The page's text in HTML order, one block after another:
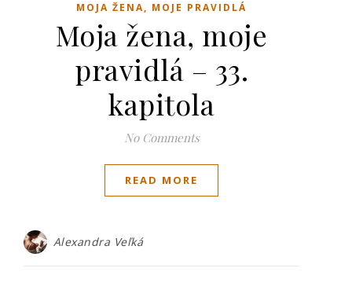
MOJA ŽENA, MOJE PRAVIDLÁ
Moja žena, moje
pravidlá – 33.
kapitola
No Comments
READ MORE
Alexandra Veľká